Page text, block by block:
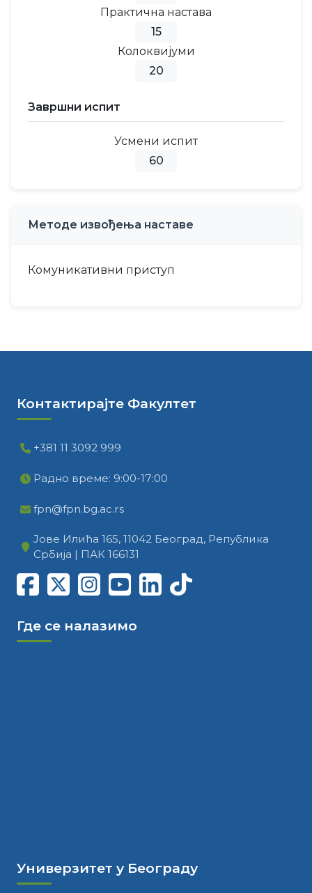
Практична настава
15
Колоквијуми
20
Завршни испит
Усмени испит
60
Методе извођења наставе
Комуникативни приступ
Контактирајте Факултет
+381 11 3092 999
Радно време: 9:00-17:00
fpn@fpn.bg.ac.rs
Јове Илића 165, 11042 Београд, Република
Србија | ПАК 166131
Где се налазимо
Универзитет у Београду